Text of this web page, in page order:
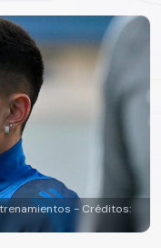
- Créditos: